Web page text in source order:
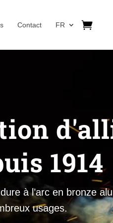
Contact FR
1914
à l’arc en bronze
usages.